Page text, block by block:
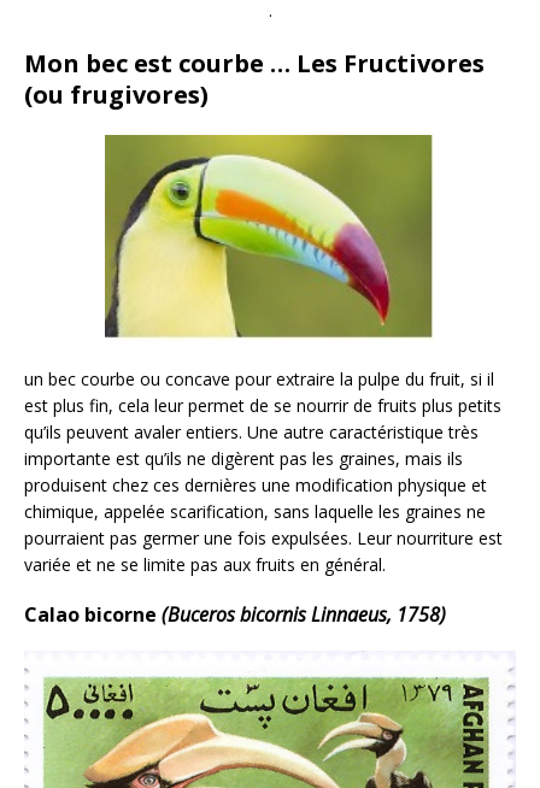
.
Mon bec est courbe … Les Fructivores
(ou frugivores)
un bec courbe ou concave pour extraire la pulpe du fruit, si il
est plus fin, cela leur permet de se nourrir de fruits plus petits
qu’ils peuvent avaler entiers. Une autre caractéristique très
importante est qu’ils ne digèrent pas les graines, mais ils
produisent chez ces dernières une modification physique et
chimique, appelée scarification, sans laquelle les graines ne
pourraient pas germer une fois expulsées. Leur nourriture est
variée et ne se limite pas aux fruits en général.
Calao bicorne (Buceros bicornis Linnaeus, 1758)